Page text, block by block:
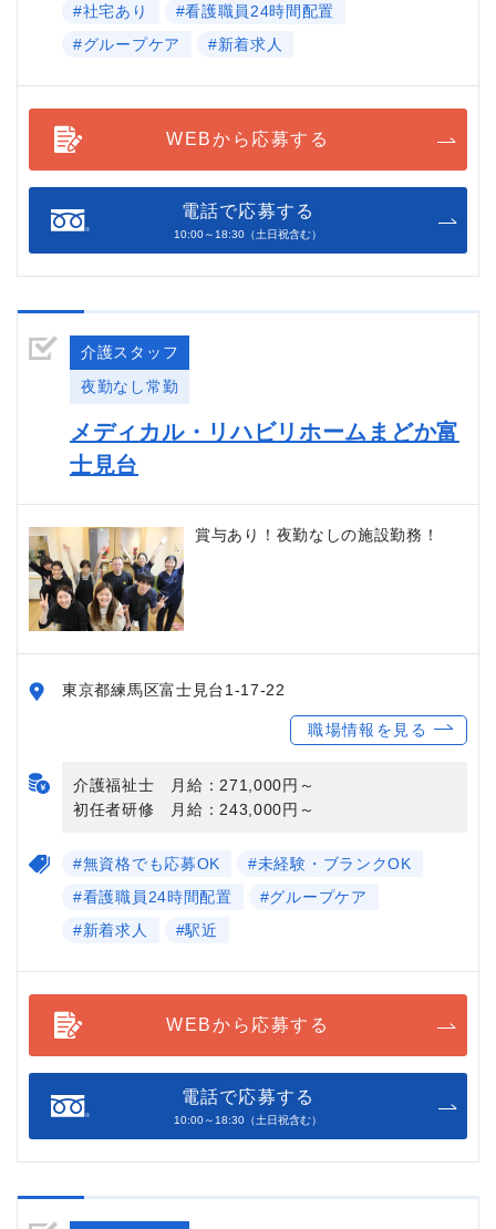
#社宅あり
#看護職員24時間配置
#グループケア
#新着求人
WEBから応募する
電話で応募する
10:00～18:30（土日祝含む）
介護スタッフ
夜勤なし常勤
メディカル・リハビリホームまどか富
士見台
賞与あり！夜勤なしの施設勤務！
東京都練馬区富士見台1-17-22
職場情報を見る
介護福祉士 月給：271,000円～
初任者研修 月給：243,000円～
#無資格でも応募OK
#未経験・ブランクOK
#看護職員24時間配置
#グループケア
#新着求人
#駅近
WEBから応募する
電話で応募する
10:00～18:30（土日祝含む）